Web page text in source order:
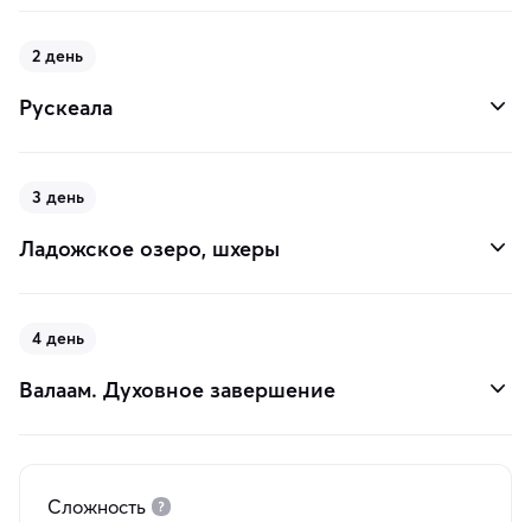
2 день
Рускеала
3 день
Ладожское озеро, шхеры
4 день
Валаам. Духовное завершение
Сложность